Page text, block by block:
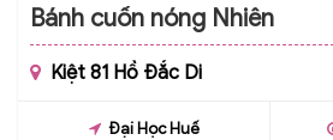
Bánh cuốn nóng Nhiên
Kiệt 81 Hồ Đắc Di
Đại Học Huế